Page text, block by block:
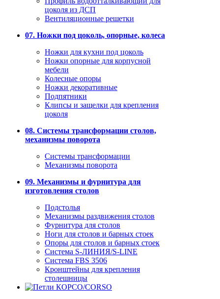
цоколя из ДСП
Вентиляционные решетки
07. Ножки под цоколь, опорные, колеса
Ножки для кухни под цоколь
Ножки опорные для корпусной
мебели
Колесные опоры
Ножки декоративные
Подпятники
Клипсы и защелки для крепления
цоколя
08. Системы трансформации столов,
механизмы поворота
Системы трансформации
Механизмы поворота
09. Механизмы и фурнитура для
изготовления столов
Подстолья
Механизмы раздвижения столов
Фурнитура для столов
Ноги для столов и барных стоек
Опоры для столов и барных стоек
Система S-ЛИНИЯ/S-LINE
Система FBS 3506
Кронштейны для крепления
столешницы